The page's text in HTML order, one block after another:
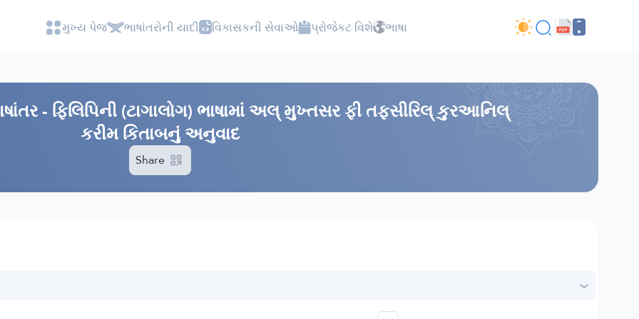
મુખ્ય પેજ ભાષાંતરોની યાદી વિકાસકની સેવાઓ પ્રોજેકટ વિશે ભાષા
- ફિલિપિની (ટાગાલોગ) ભાષામાં અલ્ મુખ્તસર ફી તફસીરિલ્ કુરઆનિલ્
કરીમ કિતાબનું અનુવાદ
Share